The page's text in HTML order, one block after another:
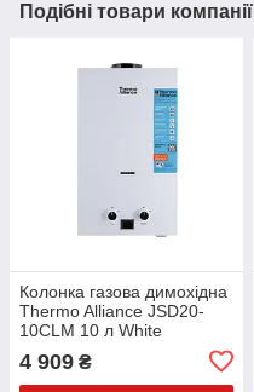
Подібні товари компанії
Колонка газова димохідна
Thermo Alliance JSD20-
10CLM 10 л White
4 909 ₴